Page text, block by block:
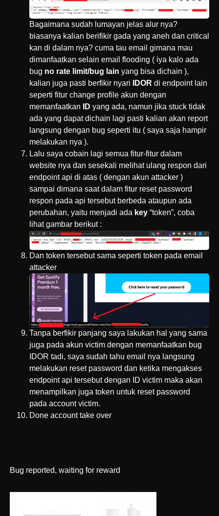
Bagaimana sudah lumayan jelas alur nya?
biasanya kalian berifikir gada yang aneh dan critical
kan di dalam nya? cuma tau email gimana mau
dimanfaatkan selain email flooding ( iya kalo ada
bug no rate limit/bug lain yang bisa dichain ),
kalian juga pasti berfikir nyari
IDOR di endpoint lain
seperti fitur change profile akun dengan
memanfaatkan
ID yang ada, namun jika stuck tidak
ada yang dapat dichain lagi pasti kalian akan report
langsung dengan bug seperti itu ( saya saja hampir
melakukan nya ).
Lalu saya cobain lagi semua fitur-fitur dalam
website nya dan sesekali melihat ulang respon dari
endpoint api di atas ( dengan akun attacker )
sampai dimana saat dalam fitur reset password
respon pada api tersebut berbeda ataupun ada
perubahan, yaitu menjadi ada key “token”, coba
lihat gambar berikut :
Dan token tersebut sama seperti token pada email
attacker
Tanpa berfikir panjang saya lakukan hal yang sama
juga pada akun victim dengan memanfaatkan bug
IDOR tadi, saya sudah tahu email nya langsung
melakukan reset password dan ketika mengakses
endpoint api tersebut dengan ID victim maka akan
menampilkan juga token untuk reset password
pada account victim.
Done account take over
Bug reported, waiting for reward